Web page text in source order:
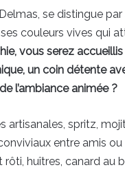
se distingue
couleurs vives qui
vous serez
un coin détente
l’ambiance animée ?
spritz,
entre amis
huîtres, canard au